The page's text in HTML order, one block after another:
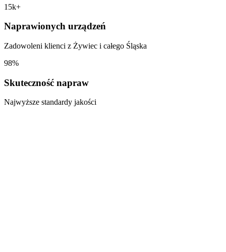
15k+
Naprawionych urządzeń
Zadowoleni klienci z Żywiec i całego Śląska
98%
Skuteczność napraw
Najwyższe standardy jakości